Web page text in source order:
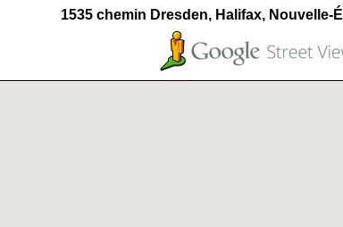
1535 chemin Dresden, Halifax, Nouvelle-